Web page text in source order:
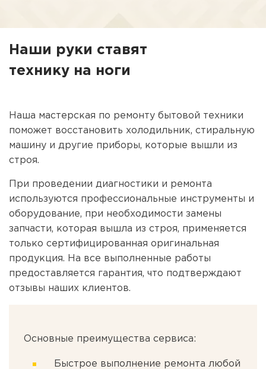
Наши руки ставят
технику на ноги
Наша мастерская по ремонту бытовой техники
поможет восстановить холодильник, стиральную
машину и другие приборы, которые вышли из
строя.
При проведении диагностики и ремонта
используются профессиональные инструменты и
оборудование, при необходимости замены
запчасти, которая вышла из строя, применяется
только сертифицированная оригинальная
продукция. На все выполненные работы
предоставляется гарантия, что подтверждают
отзывы наших клиентов.
Основные преимущества сервиса:
Быстрое выполнение ремонта любой